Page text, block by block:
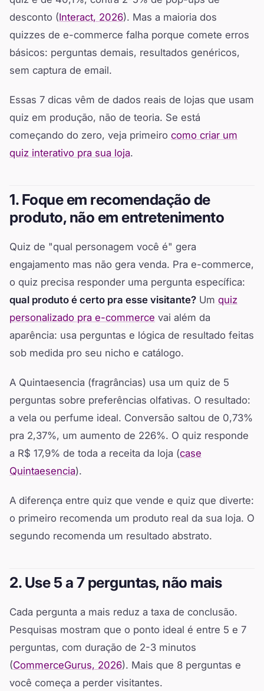
desconto (Interact, 2026). Mas a maioria dos
quizzes de e-commerce falha porque comete erros
básicos: perguntas demais, resultados genéricos,
sem captura de email.
Essas 7 dicas vêm de dados reais de lojas que usam
quiz em produção, não de teoria. Se está
começando do zero, veja primeiro como criar um
quiz interativo pra sua loja.
1. Foque em recomendação de
produto, não em entretenimento
Quiz de "qual personagem você é" gera
engajamento mas não gera venda. Pra e-commerce,
o quiz precisa responder uma pergunta específica:
qual produto é certo pra esse visitante? Um quiz
personalizado pra e-commerce vai além da
aparência: usa perguntas e lógica de resultado feitas
sob medida pro seu nicho e catálogo.
A Quintaesencia (fragrâncias) usa um quiz de 5
perguntas sobre preferências olfativas. O resultado:
a vela ou perfume ideal. Conversão saltou de 0,73%
pra 2,37%, um aumento de 226%. O quiz responde
a R$ 17,9% de toda a receita da loja (case
Quintaesencia).
A diferença entre quiz que vende e quiz que diverte:
o primeiro recomenda um produto real da sua loja. O
segundo recomenda um resultado abstrato.
2. Use 5 a 7 perguntas, não mais
Cada pergunta a mais reduz a taxa de conclusão.
Pesquisas mostram que o ponto ideal é entre 5 e 7
perguntas, com duração de 2-3 minutos
(CommerceGurus, 2026). Mais que 8 perguntas e
você começa a perder visitantes.